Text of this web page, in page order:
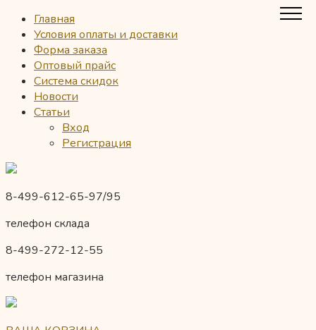
Главная
Условия оплаты и доставки
Форма заказа
Оптовый прайс
Система скидок
Новости
Статьи
Вход
Регистрация
8-499-612-65-97/95
телефон склада
8-499-272-12-55
телефон магазина